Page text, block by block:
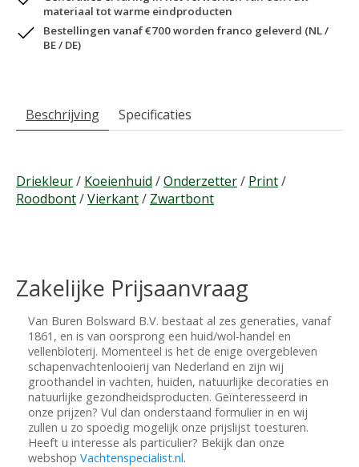
materiaal tot warme eindproducten
Bestellingen vanaf €700 worden franco geleverd (NL /
BE / DE)
Beschrijving Specificaties
Driekleur/ Koeienhuid /Onderzetter/ Print/
Roodbont/Vierkant/ Zwartbont
Zakelijke Prijsaanvraag
Van Buren Bolsward B.V. bestaat al zes generaties, vanaf
1861, en is van oorsprong een huid/wol-handel en
vellenbloterij. Momenteel is het de enige overgebleven
schapenvachtenlooierij van Nederland en zijn wij
groothandel in vachten, huiden, natuurlijke decoraties en
natuurlijke gezondheidsproducten. Geïnteresseerd in
onze prijzen? Vul dan onderstaand formulier in en wij
zullen u zo spoedig mogelijk onze prijslijst toesturen.
Heeft u interesse als particulier? Bekijk dan onze
webshop Vachtenspecialist.nl.